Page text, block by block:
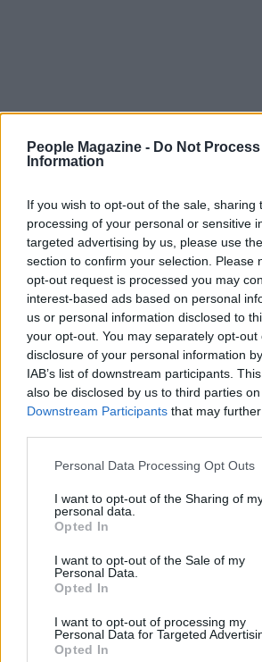
People Magazine - Do Not
Information
If you wish to opt-out of the sale, sharing
processing of your personal or sensitive
targeted advertising by us, please use
section to confirm your selection. Please
opt-out request is processed you may
interest-based ads based on personal
us or personal information disclosed to
your opt-out. You may separately opt-
disclosure of your personal information
IAB’s list of downstream participants.
also be disclosed by us to third parties
Downstream Participants that may
Please note that this website/app uses
not limited to your visit or usage
grant or deny consent to Google and its
use your data for below specified
consent section.
Personal Data Processing Opt Outs
I want to opt-out of the Sharing of
personal data.
Opted In
I want to opt-out of the Sale of my
Personal Data.
Opted In
I want to opt-out of processing my
Personal Data for Targeted
Opted In
AUTORE
AiAdhubMedia